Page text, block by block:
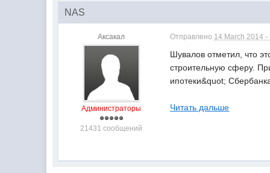
NAS
Аксакал
Администраторы
21431 сообщений
Отправлено 14 March 2014 -
Шувалов отметил, что
строительную сферу.
ипотеки&quot;
Читать дальше